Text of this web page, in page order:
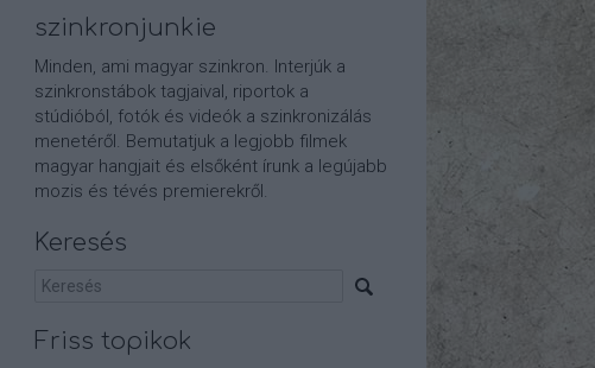
szinkronjunkie
Minden, ami magyar szinkron. Interjúk a
szinkronstábok tagjaival, riportok a
stúdióból, fotók és videók a szinkronizálás
menetéről. Bemutatjuk a legjobb filmek
magyar hangjait és elsőként írunk a legújabb
mozis és tévés premierekről.
Keresés
Friss topikok